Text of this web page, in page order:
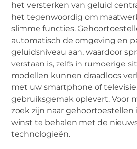
het versterken van geluid
het tegenwoordig om
slimme functies.
automatisch de omgeving en
geluidsniveau aan, waardoor
verstaan is, zelfs in rumoerige
modellen kunnen draadloos
met uw smartphone of
gebruiksgemak oplevert. Voor
zoek zijn naar gehoortoestellen
winst te behalen met de
technologieën.